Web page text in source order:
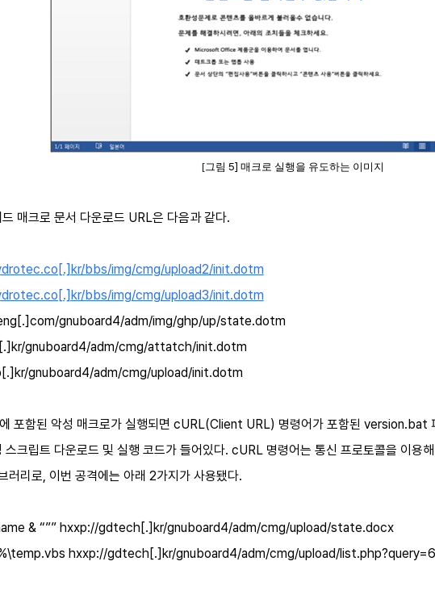
[그림 5] 매크로 실행을 유도하는 이미지
매크로 문서 다운로드 URL은 다음과 같다.
bbs/img/cmg/upload2/init.dotm
bbs/img/cmg/upload3/init.dotm
gnuboard4/adm/img/ghp/up/state.dotm
gnuboard4/adm/cmg/attatch/init.dotm
gnuboard4/adm/cmg/upload/init.dotm
포함된 악성 매크로가 실행되면 cURL(Client URL) 명령어가 포함된 version.bat
스크립트 다운로드 및 실행 코드가 들어있다. cURL 명령어는 통신 프로토콜을 이용
러리로, 이번 공격에는 아래 2가지가 사용됐다.
& “”” hxxp://gdtech[.]kr/gnuboard4/adm/cmg/upload/state.docx
hxxp://gdtech[.]kr/gnuboard4/adm/cmg/upload/